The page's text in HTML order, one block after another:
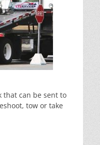
that can be sent to
tow or take